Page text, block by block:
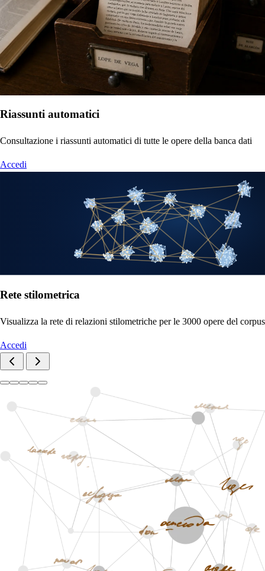
Riassunti automatici
Consultazione i riassunti automatici di tutte le opere della banca dati
Accedi
Rete stilometrica
Visualizza la rete di relazioni stilometriche per le 3000 opere del corpus
Accedi